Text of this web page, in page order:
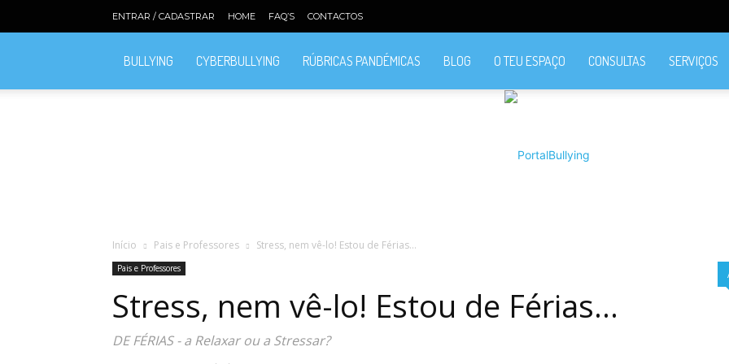
ENTRAR / CADASTRAR HOME FAQ’S CONTACTOS
BULLYING CYBERBULLYING RÚBRICAS PANDÉMICAS BLOG O TEU ESPAÇO CONSULTAS SERVIÇOS
Início Pais e Professores Stress, nem vê-lo! Estou de Férias…
Pais e Professores
Stress, nem vê-lo! Estou de Férias…
DE FÉRIAS - a Relaxar ou a Stressar?